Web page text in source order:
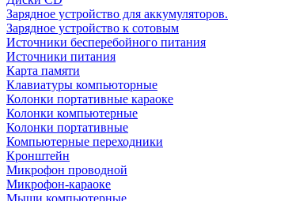
Зарядное устройство для аккумуляторов.
Зарядное устройство к сотовым
Источники бесперебойного питания
Источники питания
Карта памяти
Клавиатуры компьюторные
Колонки портативные караоке
Колонки компьютерные
Колонки портативные
Компьютерные переходники
Кронштейн
Микрофон проводной
Микрофон-караоке
Мыши компьютерные